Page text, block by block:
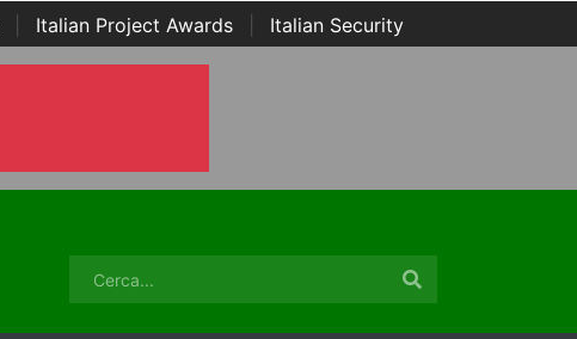
Italian Project Awards
Italian Security